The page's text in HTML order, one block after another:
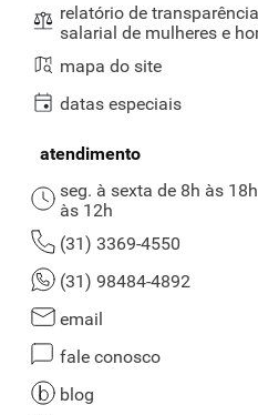
relatório de
salarial de mulheres e
mapa do site
datas especiais
atendimento
seg. à sexta de 8h às
às 12h
(31) 3369-4550
(31) 98484-4892
email
fale conosco
blog